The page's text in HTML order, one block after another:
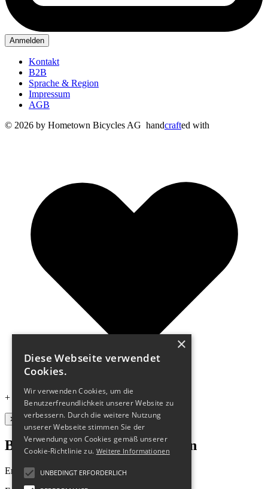
Anmelden
Kontakt
B2B
Sprache & Region
Impressum
AGB
© 2026 by Hometown Bicycles AG handcrafted with
+ hosted by
✕
Bleibe stets auf dem Laufenden
Erhalte 10 % Rabatt auf deine erste Bestellung!
×
Diese Webseite verwendet
Cookies.
Wir verwenden Cookies, um die
Benutzerfreundlichkeit unserer Website zu
verbessern. Durch die weitere Nutzung
unserer Webseite stimmen Sie der
Verwendung von Cookies gemäß unserer
Cookie-Richtlinie zu. Weitere Informationen
UNBEDINGT ERFORDERLICH